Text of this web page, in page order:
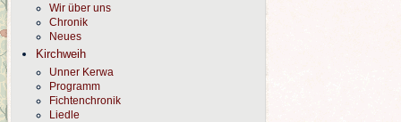
Wir über uns
Chronik
Neues
Kirchweih
Unner Kerwa
Programm
Fichtenchronik
Liedle